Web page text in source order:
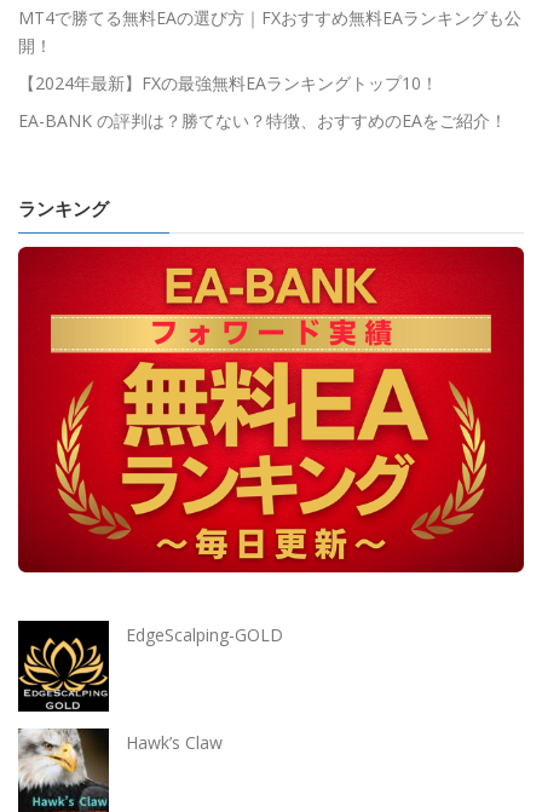
MT4で勝てる無料EAの選び方｜FXおすすめ無料EAランキングも公
開！
【2024年最新】FXの最強無料EAランキングトップ10！
EA-BANK の評判は？勝てない？特徴、おすすめのEAをご紹介！
ランキング
EdgeScalping-GOLD
Hawk’s Claw